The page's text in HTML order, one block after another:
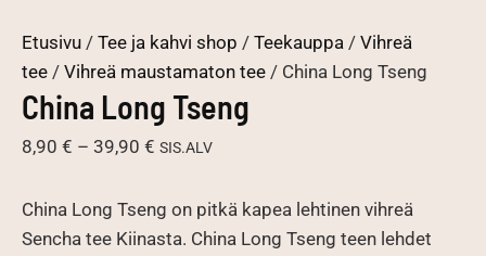
Etusivu / Tee ja kahvi shop / Teekauppa / Vihreä
tee / Vihreä maustamaton tee / China Long Tseng
China Long Tseng
8,90 € – 39,90 € Hintaluokka:
-
39,90 €
SIS.ALV
China Long Tseng on pitkä kapea lehtinen vihreä
Sencha tee Kiinasta. China Long Tseng teen lehdet